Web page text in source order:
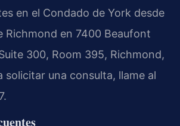
en el Condado de York desde
Richmond en 7400 Beaufont
300, Room 395, Richmond,
solicitar una consulta, llame al